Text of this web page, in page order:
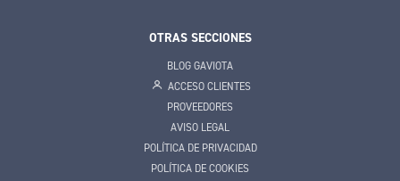
OTRAS SECCIONES
BLOG GAVIOTA
ACCESO CLIENTES
PROVEEDORES
AVISO LEGAL
POLÍTICA DE PRIVACIDAD
POLÍTICA DE COOKIES